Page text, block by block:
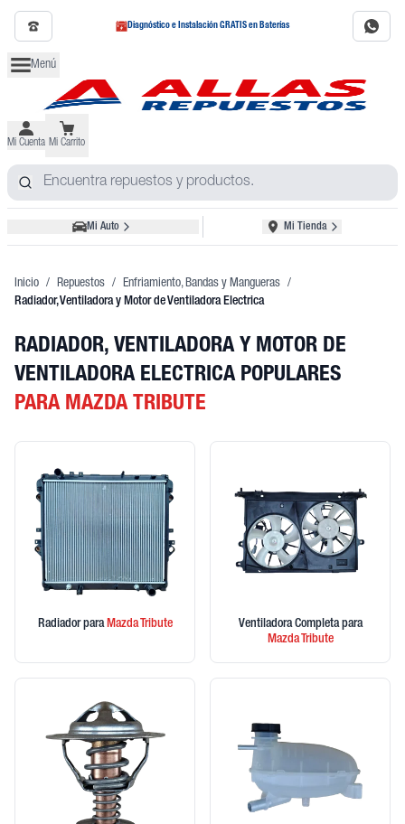
Diagnóstico e Instalación GRATIS en Baterías
Menú
Mi Cuenta Mi Carrito
Mi Auto Mi Tienda
Inicio / Repuestos / Enfriamiento, Bandas y Mangueras /
Radiador, Ventiladora y Motor de Ventiladora Electrica
RADIADOR, VENTILADORA Y MOTOR DE
VENTILADORA ELECTRICA POPULARES
PARA MAZDA TRIBUTE
Radiador paraMazdaTribute Ventiladora Completa para
MazdaTribute